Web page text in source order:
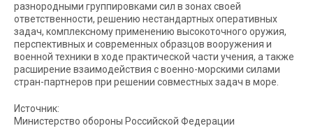
разнородными группировками сил в зонах своей
ответственности, решению нестандартных оперативных
задач, комплексному применению высокоточного оружия,
перспективных и современных образцов вооружения и
военной техники в ходе практической части учения, а также
расширение взаимодействия с военно-морскими силами
стран-партнеров при решении совместных задач в море.
Источник:
Министерство обороны Российской Федерации